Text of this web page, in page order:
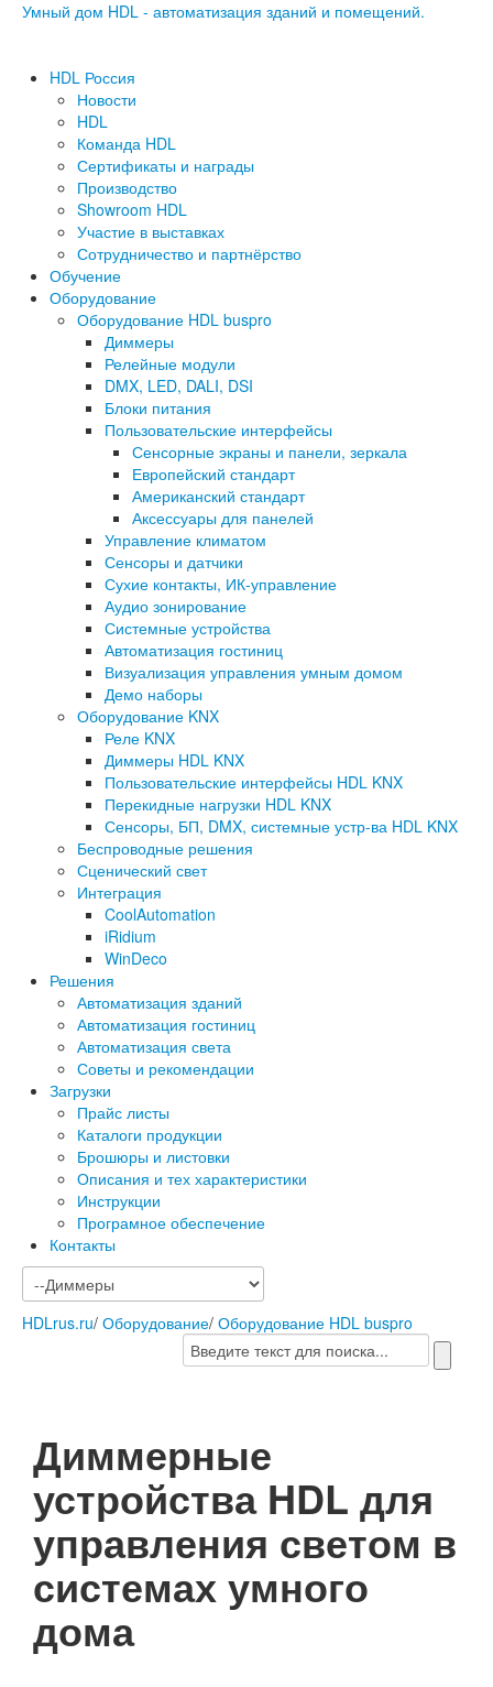
Умный дом HDL - автоматизация зданий и помещений.
HDL Россия
Новости
HDL
Команда HDL
Сертификаты и награды
Производство
Showroom HDL
Участие в выставках
Сотрудничество и партнёрство
Обучение
Оборудование
Оборудование HDL buspro
Диммеры
Релейные модули
DMX, LED, DALI, DSI
Блоки питания
Пользовательские интерфейсы
Сенсорные экраны и панели, зеркала
Европейский стандарт
Американский стандарт
Аксессуары для панелей
Управление климатом
Сенсоры и датчики
Сухие контакты, ИК-управление
Аудио зонирование
Системные устройства
Автоматизация гостиниц
Визуализация управления умным домом
Демо наборы
Оборудование KNX
Реле KNX
Диммеры HDL KNX
Пользовательские интерфейсы HDL KNX
Перекидные нагрузки HDL KNX
Сенсоры, БП, DMX, системные устр-ва HDL KNX
Беспроводные решения
Сценический свет
Интеграция
CoolAutomation
iRidium
WinDeco
Решения
Автоматизация зданий
Автоматизация гостиниц
Автоматизация света
Советы и рекомендации
Загрузки
Прайс листы
Каталоги продукции
Брошюры и листовки
Описания и тех характеристики
Инструкции
Програмное обеспечение
Контакты
HDLrus.ru/ Оборудование/ Оборудование HDL buspro
Диммерные
устройства HDL для
управления светом в
системах умного
дома